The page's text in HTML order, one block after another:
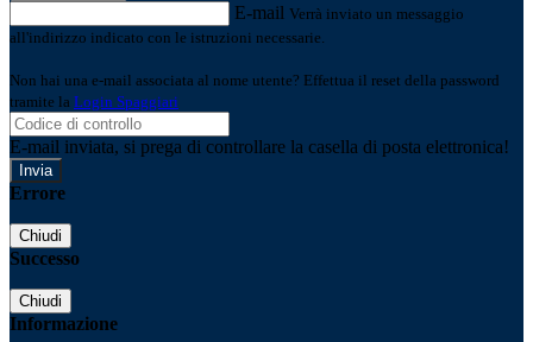
E-mail Verrà inviato un messaggio
all'indirizzo indicato con le istruzioni necessarie.
Non hai una e-mail associata al nome utente? Effettua il reset della password
tramite la Login Spaggiari
E-mail inviata, si prega di controllare la casella di posta elettronica!
Errore
Chiudi
Successo
Chiudi
Informazione